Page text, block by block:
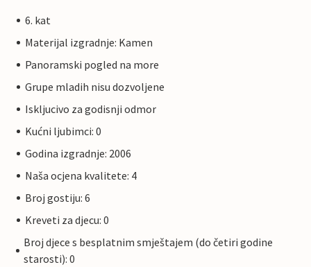
6. kat
Materijal izgradnje: Kamen
Panoramski pogled na more
Grupe mladih nisu dozvoljene
Iskljucivo za godisnji odmor
Kućni ljubimci: 0
Godina izgradnje: 2006
Naša ocjena kvalitete: 4
Broj gostiju: 6
Kreveti za djecu: 0
Broj djece s besplatnim smještajem (do četiri godine
starosti): 0